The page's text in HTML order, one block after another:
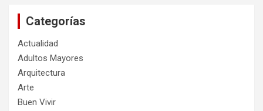
Categorías
Actualidad
Adultos Mayores
Arquitectura
Arte
Buen Vivir